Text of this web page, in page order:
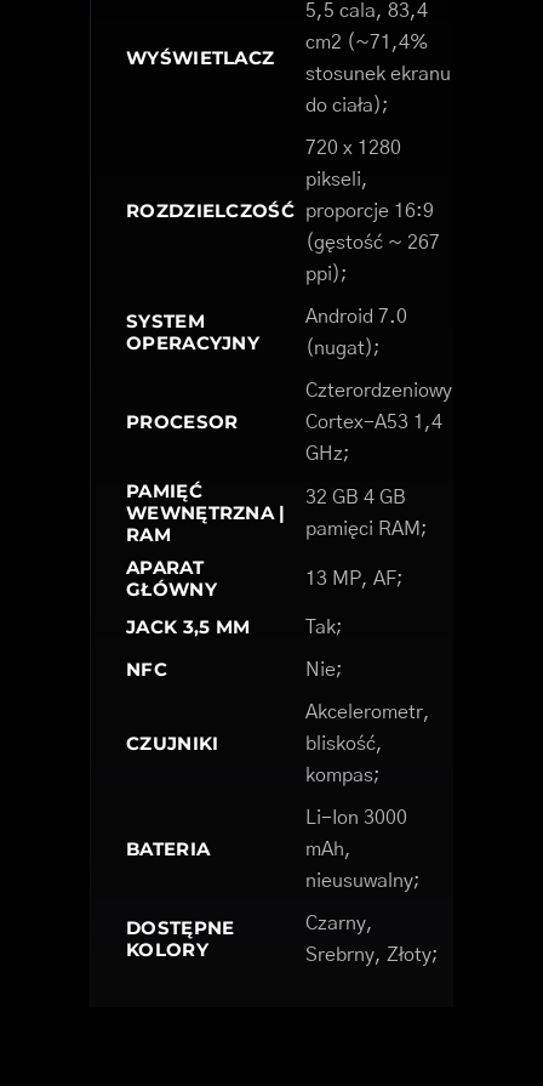
WYŚWIETLACZ
5,5 cala, 83,4
cm2 (~71,4%
stosunek ekranu
do ciała);
ROZDZIELCZOŚĆ
720 x 1280
pikseli,
proporcje 16:9
(gęstość ~ 267
ppi);
SYSTEM
OPERACYJNY
Android 7.0
(nugat);
PROCESOR
Czterordzeniowy
Cortex-A53 1,4
GHz;
PAMIĘĆ
WEWNĘTRZNA |
RAM
32 GB 4 GB
pamięci RAM;
APARAT
GŁÓWNY
13 MP, AF;
JACK 3,5 MM Tak;
NFC Nie;
CZUJNIKI
Akcelerometr,
bliskość,
kompas;
BATERIA
Li-Ion 3000
mAh,
nieusuwalny;
DOSTĘPNE
KOLORY
Czarny,
Srebrny, Złoty;